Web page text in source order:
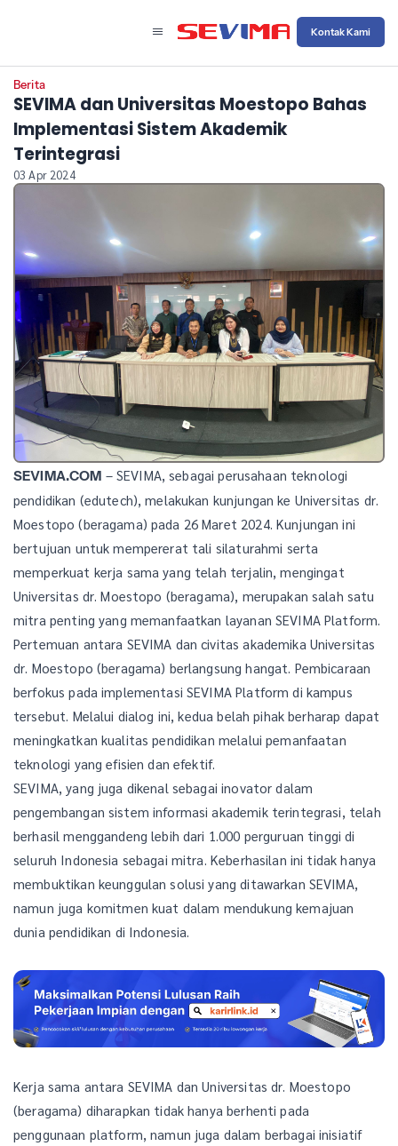
Kontak Kami
Berita
SEVIMA dan Universitas Moestopo Bahas
Implementasi Sistem Akademik
Terintegrasi
03 Apr 2024
SEVIMA.COM – SEVIMA, sebagai perusahaan teknologi
pendidikan (edutech), melakukan kunjungan ke Universitas dr.
Moestopo (beragama) pada 26 Maret 2024. Kunjungan ini
bertujuan untuk mempererat tali silaturahmi serta
memperkuat kerja sama yang telah terjalin, mengingat
Universitas dr. Moestopo (beragama), merupakan salah satu
mitra penting yang memanfaatkan layanan SEVIMA Platform.
Pertemuan antara SEVIMA dan civitas akademika Universitas
dr. Moestopo (beragama) berlangsung hangat. Pembicaraan
berfokus pada implementasi SEVIMA Platform di kampus
tersebut. Melalui dialog ini, kedua belah pihak berharap dapat
meningkatkan kualitas pendidikan melalui pemanfaatan
teknologi yang efisien dan efektif.
SEVIMA, yang juga dikenal sebagai inovator dalam
pengembangan sistem informasi akademik terintegrasi, telah
berhasil menggandeng lebih dari 1.000 perguruan tinggi di
seluruh Indonesia sebagai mitra. Keberhasilan ini tidak hanya
membuktikan keunggulan solusi yang ditawarkan SEVIMA,
namun juga komitmen kuat dalam mendukung kemajuan
dunia pendidikan di Indonesia.
Kerja sama antara SEVIMA dan Universitas dr. Moestopo
(beragama) diharapkan tidak hanya berhenti pada
penggunaan platform, namun juga dalam berbagai inisiatif